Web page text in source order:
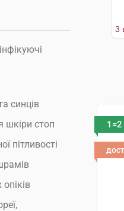
синців
шкіри стоп
пітливості
1=2